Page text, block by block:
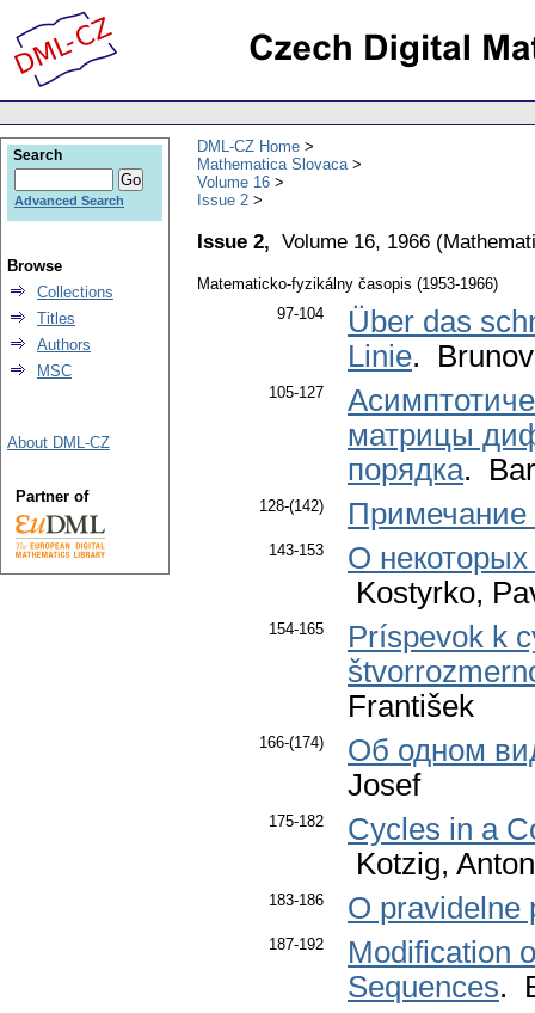
DML-CZ Home
Mathematica Slovaca
Volume 16
Issue 2
Issue 2, Volume 16, 1966 (
Matematicko-fyzikálny časopis (1953-1966)
97-104
Über das
Linie.
105-127
матрицы
порядка.
128-(142) Примечание
143-153
О некоторых
Kostyrko,
154-165
Príspevok k
František
166-(174)
Об одном
Josef
175-182
Cycles in a
Kotzig, Anton
183-186 O pravidelne
187-192
Modification
Sequences.
Search
Advanced Search
Browse
Collections
Titles
Authors
MSC
About DML-CZ
Partner of